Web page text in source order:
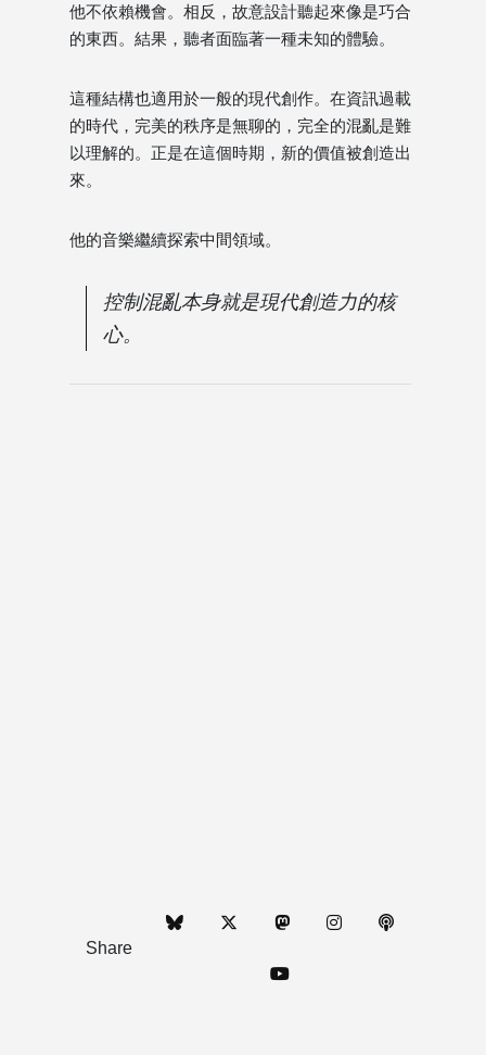
他不依賴機會。相反，故意設計聽起來像是巧合
的東西。結果，聽者面臨著一種未知的體驗。
這種結構也適用於一般的現代創作。在資訊過載
的時代，完美的秩序是無聊的，完全的混亂是難
以理解的。正是在這個時期，新的價值被創造出
來。
他的音樂繼續探索中間領域。
控制混亂本身就是現代創造力的核
心。
Share